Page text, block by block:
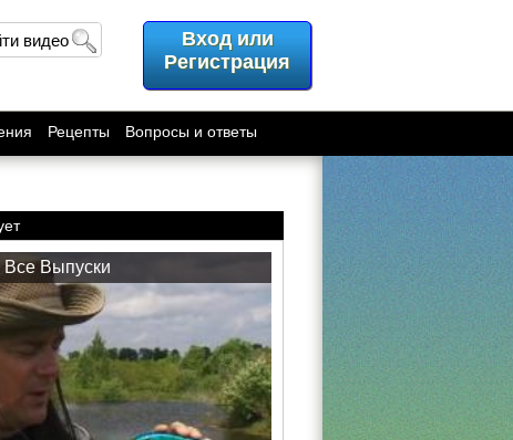
видео
Вход или
Регистрация
Рецепты Вопросы и ответы
Выпуски